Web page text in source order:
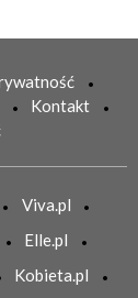
Kontakt
Viva.pl
Elle.pl
Kobieta.pl